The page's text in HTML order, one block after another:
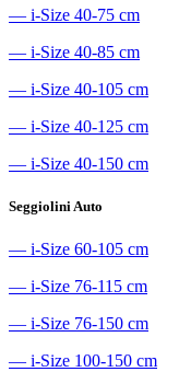
― i-Size 40-75 cm
― i-Size 40-85 cm
― i-Size 40-105 cm
― i-Size 40-125 cm
― i-Size 40-150 cm
Seggiolini Auto
― i-Size 60-105 cm
― i-Size 76-115 cm
― i-Size 76-150 cm
― i-Size 100-150 cm